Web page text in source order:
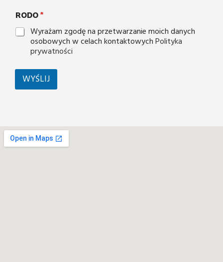
RODO*
Wyrażam zgodę na przetwarzanie moich danych
osobowych w celach kontaktowychPolityka
prywatności
WYŚLIJ